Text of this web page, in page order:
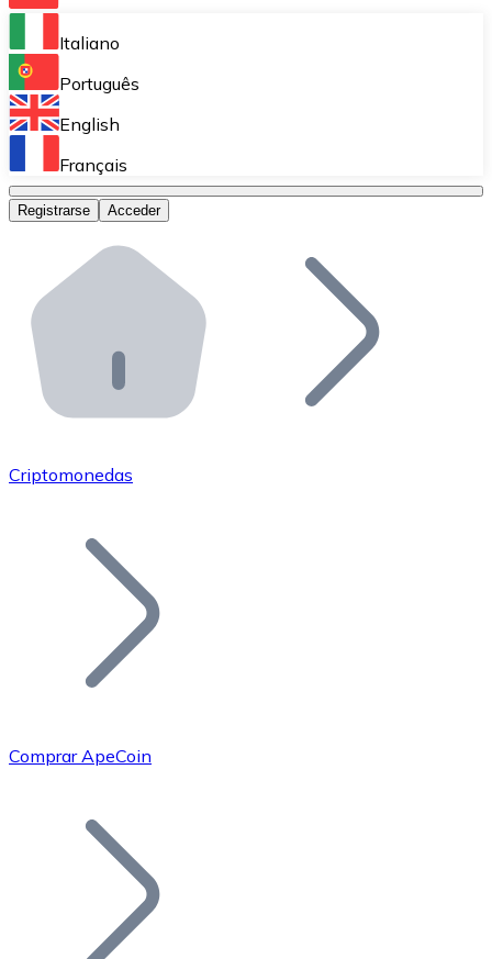
Bitnovo Ramp
Integra nuestra solución en tu plataforma.
Bitnovo Giftcards
Bitnovo OTC
Bitnovo ATM
Integra un ATM Bitnovo en tu negocio y permite que
Bitnovo API
Integra nuestra API en tu ecosistema.
Únete a nuestra red de distribuidores.
Añade tu proyecto a nuestro ecosistema.
Bitcoin
Italiano
Português
English
Français
Registrarse Acceder
Criptomonedas
Comprar ApeCoin